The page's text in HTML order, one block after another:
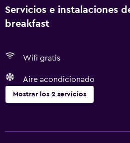
Servicios e instalaciones
breakfast
Wifi gratis
Aire acondicionado
Mostrar los 2 servicios
Wifi gratis